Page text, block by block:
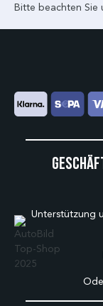
Bitte beachten Sie
Unterstützung